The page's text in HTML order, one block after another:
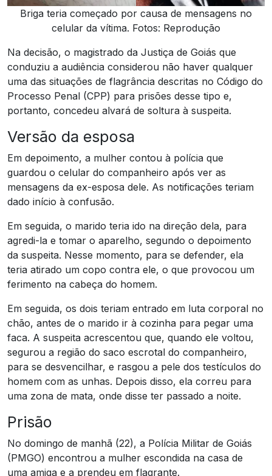
Briga teria começado por causa de mensagens no
celular da vítima. Fotos: Reprodução
Na decisão, o magistrado da Justiça de Goiás que
conduziu a audiência considerou não haver qualquer
uma das situações de flagrância descritas no Código do
Processo Penal (CPP) para prisões desse tipo e,
portanto, concedeu alvará de soltura à suspeita.
Versão da esposa
Em depoimento, a mulher contou à polícia que
guardou o celular do companheiro após ver as
mensagens da ex-esposa dele. As notificações teriam
dado início à confusão.
Em seguida, o marido teria ido na direção dela, para
agredi-la e tomar o aparelho, segundo o depoimento
da suspeita. Nesse momento, para se defender, ela
teria atirado um copo contra ele, o que provocou um
ferimento na cabeça do homem.
Em seguida, os dois teriam entrado em luta corporal no
chão, antes de o marido ir à cozinha para pegar uma
faca. A suspeita acrescentou que, quando ele voltou,
segurou a região do saco escrotal do companheiro,
para se desvencilhar, e rasgou a pele dos testículos do
homem com as unhas. Depois disso, ela correu para
uma zona de mata, onde disse ter passado a noite.
Prisão
No domingo de manhã (22), a Polícia Militar de Goiás
(PMGO) encontrou a mulher escondida na casa de
uma amiga e a prendeu em flagrante.